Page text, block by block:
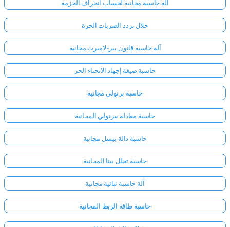
لا
توجد
أسئلة
اطرح
سؤالك
الأول
آلة حاسبة مجانية لحساب انحراف الحزمة
حلال تردد الضربات الحرة
آلة حاسبة قانون بير-لامبرت مجانية
حاسبة صيغة إجهاد الانحناء الحر
حاسبة برنولي مجانية
حاسبة معادلة بيرنولي المجانية
حاسبة دالة بيسل مجانية
حاسبة تحلل بيتا المجانية
آلة حاسبة ثنائية مجانية
حاسبة طاقة الربط المجانية